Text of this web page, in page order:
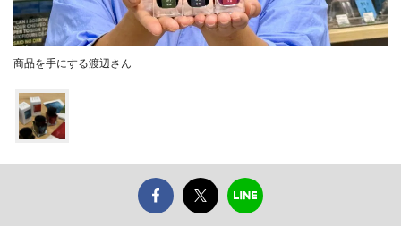
商品を手にする渡辺さん